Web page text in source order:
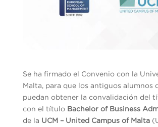
Se ha firmado el Convenio con la
Malta, para que los antiguos alumnos
puedan obtener la convalidación del
con el título Bachelor of Business
de la UCM – United Campus of Malta